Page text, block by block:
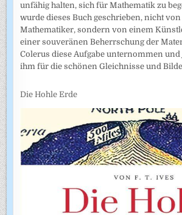
unfähig halten, sich für Mathematik zu
wurde dieses Buch geschrieben, nicht
Mathematiker, sondern von einem
einer souveränen Beherrschung der
Colerus diese Aufgabe unternommen
ihm für die schönen Gleichnisse und
Die Hohle Erde